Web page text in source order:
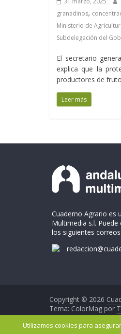
granadinos,
Ministerio de
Subdelegación del
El secretario
explica que la
productores de
Leer más
Cuaderno Agrario es
Multimedia s.l.
los siguientes correos:
Copyright © 2026
Tema: ColorMag por
Utilizamos cookies para